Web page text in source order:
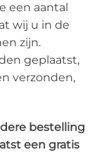
een aantal
wij u in de
zijn.
geplaatst,
verzonden,
bestelling
een gratis